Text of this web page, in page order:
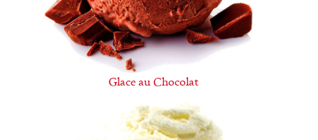
Glace au Chocolat